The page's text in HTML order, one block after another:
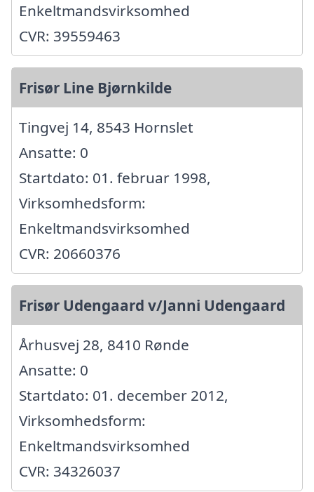
Enkeltmandsvirksomhed
CVR: 39559463
Frisør Line Bjørnkilde
Tingvej 14, 8543 Hornslet
Ansatte: 0
Startdato: 01. februar 1998,
Virksomhedsform:
Enkeltmandsvirksomhed
CVR: 20660376
Frisør Udengaard v/Janni Udengaard
Århusvej 28, 8410 Rønde
Ansatte: 0
Startdato: 01. december 2012,
Virksomhedsform:
Enkeltmandsvirksomhed
CVR: 34326037